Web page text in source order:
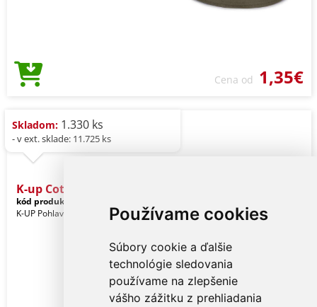
Používame cookies
Súbory cookie a ďalšie
technológie sledovania
používame na zlepšenie
vášho zážitku z prehliadania
Cena od 1,35€
Skladom: 1.330 ks
- v ext. sklade: 11.725 ks
K-up Cotton Cap - 5 Panels
kód produktu:
K-UP Pohlavie: Unisex